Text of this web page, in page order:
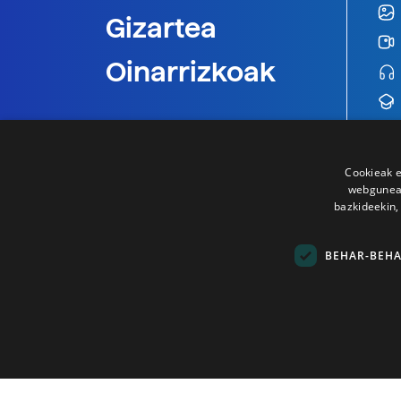
Gizartea
Oinarrizkoak
Cookieak
BEHAR-